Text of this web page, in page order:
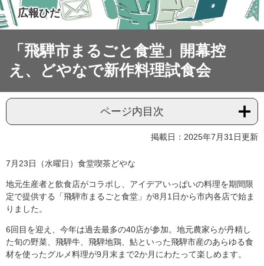
広報ひだ
「飛騨市まるごと食堂」開幕控
え、どやなで新作料理試食会
ページ内目次
掲載日：2025年7月31日更新
7月23日（水曜日）食堂喫茶どやな
地元生産者と飲食店がコラボし、アイデアいっぱいの料理を期間限
定で提供する「飛騨市まるごと食堂」が8月1日から市内各店で始ま
りました。
6回目を迎え、今年は過去最多の40店が参加。地元農家らが丹精し
た旬の野菜、飛騨牛、飛騨地鶏、鮎といった飛騨市産のあらゆる食
材を使ったグルメ料理が9月末まで2か月にわたって楽しめます。